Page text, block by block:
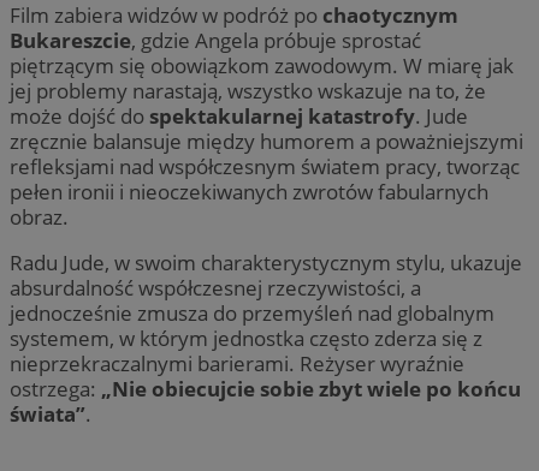
Film zabiera widzów w podróż po chaotycznym
Bukareszcie, gdzie Angela próbuje sprostać
piętrzącym się obowiązkom zawodowym. W miarę jak
jej problemy narastają, wszystko wskazuje na to, że
może dojść do spektakularnej katastrofy. Jude
zręcznie balansuje między humorem a poważniejszymi
refleksjami nad współczesnym światem pracy, tworząc
pełen ironii i nieoczekiwanych zwrotów fabularnych
obraz.
Radu Jude, w swoim charakterystycznym stylu, ukazuje
absurdalność współczesnej rzeczywistości, a
jednocześnie zmusza do przemyśleń nad globalnym
systemem, w którym jednostka często zderza się z
nieprzekraczalnymi barierami. Reżyser wyraźnie
ostrzega: „Nie obiecujcie sobie zbyt wiele po końcu
świata”.